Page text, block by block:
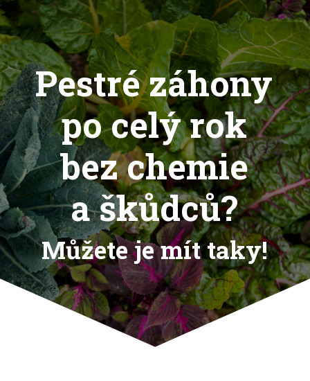
Pestré záhony
po celý rok
bez chemie
a škůdců?
Můžete je mít taky!